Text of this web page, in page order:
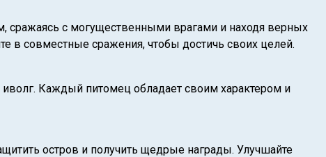
сражаясь с могущественными врагами и находя верных
в совместные сражения, чтобы достичь своих целей.
Каждый питомец обладает своим характером и
остров и получить щедрые награды. Улучшайте